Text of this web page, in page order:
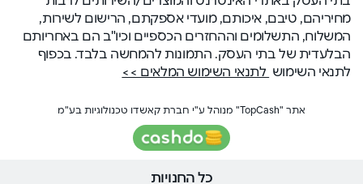
מחיריהם, טיבם, איכותם, מועדי אספקתם, הרישום לשירות,
המשלוח, התשלומים וההחזרים הכספיים וכיו"ב הם באחריותם
הבלעדית של בתי העסק. התמונות להמחשה בלבד. בכפוף
לתנאי השימוש לתנאי השימוש המלאים >>
אתר "TopCash" מנוהל ע"י חברת קאשדו טכנולוגיות בע"מ
כל החנויות